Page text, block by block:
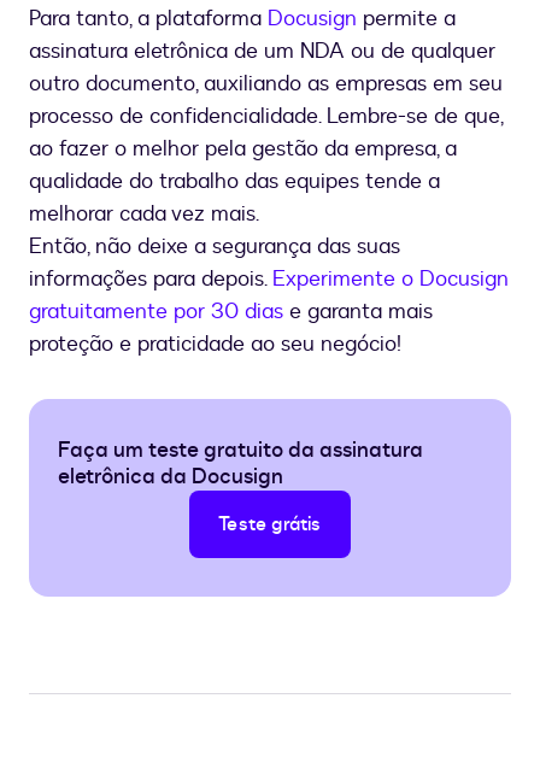
Para tanto, a plataforma Docusign permite a
assinatura eletrônica de um NDA ou de qualquer
outro documento, auxiliando as empresas em seu
processo de confidencialidade. Lembre-se de que,
ao fazer o melhor pela gestão da empresa, a
qualidade do trabalho das equipes tende a
melhorar cada vez mais.
Então, não deixe a segurança das suas
informações para depois. Experimente o Docusign
gratuitamente por 30 dias e garanta mais
proteção e praticidade ao seu negócio!
Faça um teste gratuito da assinatura
eletrônica da Docusign
Teste grátis